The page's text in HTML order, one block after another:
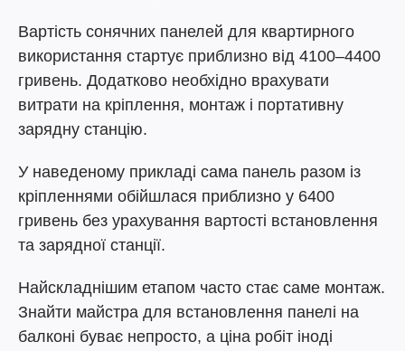
Вартість сонячних панелей для квартирного
використання стартує приблизно від 4100–4400
гривень. Додатково необхідно врахувати
витрати на кріплення, монтаж і портативну
зарядну станцію.
У наведеному прикладі сама панель разом із
кріпленнями обійшлася приблизно у 6400
гривень без урахування вартості встановлення
та зарядної станції.
Найскладнішим етапом часто стає саме монтаж.
Знайти майстра для встановлення панелі на
балконі буває непросто, а ціна робіт іноді